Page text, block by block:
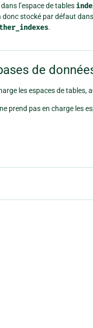
l’espace de tables
donc stocké par défaut
.
de
les espaces de tables,
prend pas en charge les